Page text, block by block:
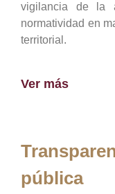
vigilancia de la
normatividad en
territorial.
Ver más
pública